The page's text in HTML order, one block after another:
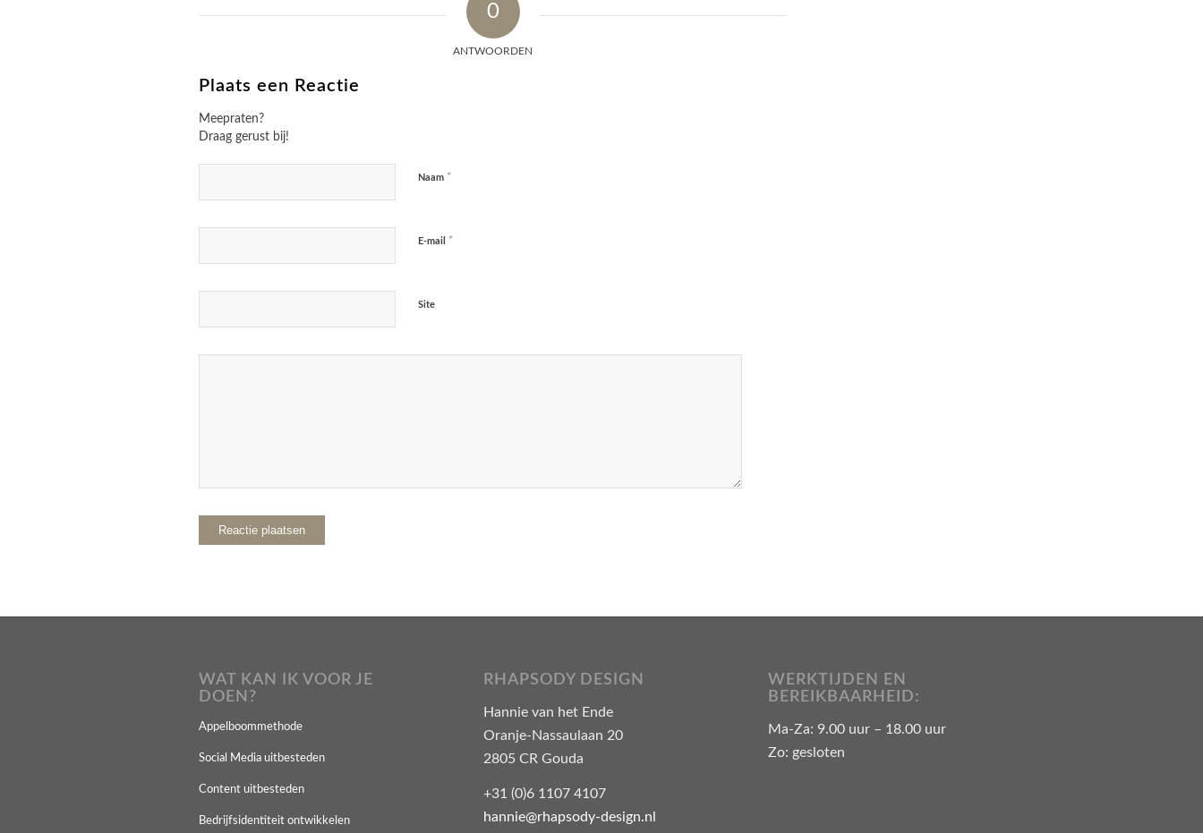
0
ANTWOORDEN
Plaats een Reactie
Meepraten?
Draag gerust bij!
Naam *
E-mail *
Site
WAT KAN IK VOOR JE
DOEN?
Appelboommethode
Social Media uitbesteden
Content uitbesteden
Bedrijfsidentiteit ontwikkelen
RHAPSODY DESIGN
Hannie van het Ende
Oranje-Nassaulaan 20
2805 CR Gouda
+31 (0)6 1107 4107
hannie@rhapsody-design.nl
WERKTIJDEN EN
BEREIKBAARHEID:
Ma-Za: 9.00 uur – 18.00 uur
Zo: gesloten